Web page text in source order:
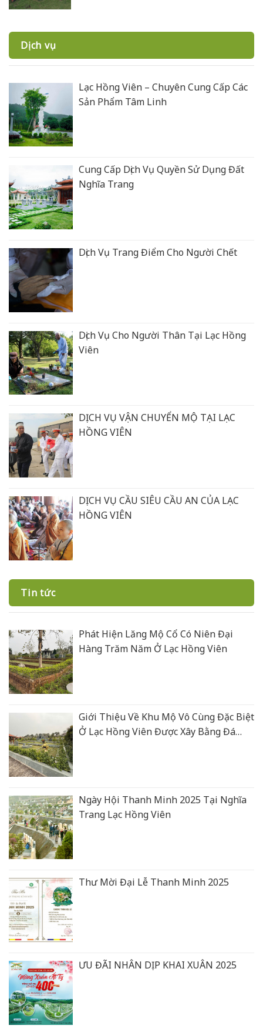
Dịch vụ
Lạc Hồng Viên – Chuyên Cung Cấp Các
Sản Phẩm Tâm Linh
Cung Cấp Dịch Vụ Quyền Sử Dụng Đất
Nghĩa Trang
Dịch Vụ Trang Điểm Cho Người Chết
Dịch Vụ Cho Người Thân Tại Lạc Hồng
Viên
DỊCH VỤ VẬN CHUYỂN MỘ TẠI LẠC
HỒNG VIÊN
DỊCH VỤ CẦU SIÊU CẦU AN CỦA LẠC
HỒNG VIÊN
Tin tức
Phát Hiện Lăng Mộ Cổ Có Niên Đại
Hàng Trăm Năm Ở Lạc Hồng Viên
Giới Thiệu Về Khu Mộ Vô Cùng Đặc Biệt
Ở Lạc Hồng Viên Được Xây Bằng Đá
Ngày Hội Thanh Minh 2025 Tại Nghĩa
Trang Lạc Hồng Viên
Thư Mời Đại Lễ Thanh Minh 2025
ƯU ĐÃI NHÂN DỊP KHAI XUÂN 2025